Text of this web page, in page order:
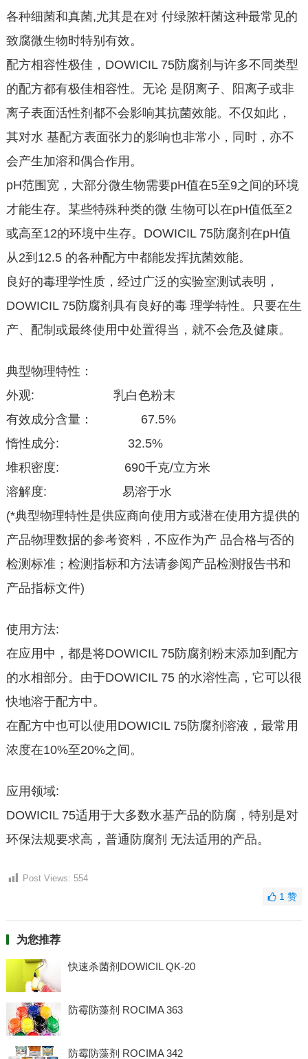
各种细菌和真菌,尤其是在对 付绿脓杆菌这种最常见的
致腐微生物时特别有效。
配方相容性极佳，DOWICIL 75防腐剂与许多不同类型
的配方都有极佳相容性。无论 是阴离子、阳离子或非
离子表面活性剂都不会影响其抗菌效能。不仅如此，
其对水 基配方表面张力的影响也非常小，同时，亦不
会产生加溶和偶合作用。
pH范围宽，大部分微生物需要pH值在5至9之间的环境
才能生存。某些特殊种类的微 生物可以在pH值低至2
或高至12的环境中生存。DOWICIL 75防腐剂在pH值
从2到12.5 的各种配方中都能发挥抗菌效能。
良好的毒理学性质，经过广泛的实验室测试表明，
DOWICIL 75防腐剂具有良好的毒 理学特性。只要在生
产、配制或最终使用中处置得当，就不会危及健康。
典型物理特性：
外观: 乳白色粉末
有效成分含量： 67.5%
惰性成分: 32.5%
堆积密度: 690千克/立方米
溶解度: 易溶于水
(*典型物理特性是供应商向使用方或潜在使用方提供的
产品物理数据的参考资料，不应作为产 品合格与否的
检测标准；检测指标和方法请参阅产品检测报告书和
产品指标文件)
使用方法:
在应用中，都是将DOWICIL 75防腐剂粉末添加到配方
的水相部分。由于DOWICIL 75 的水溶性高，它可以很
快地溶于配方中。
在配方中也可以使用DOWICIL 75防腐剂溶液，最常用
浓度在10%至20%之间。
应用领域:
DOWICIL 75适用于大多数水基产品的防腐，特别是对
环保法规要求高，普通防腐剂 无法适用的产品。
Post Views: 554
1赞
为您推荐
快速杀菌剂DOWICIL QK-20
防霉防藻剂 ROCIMA 363
防霉防藻剂 ROCIMA 342